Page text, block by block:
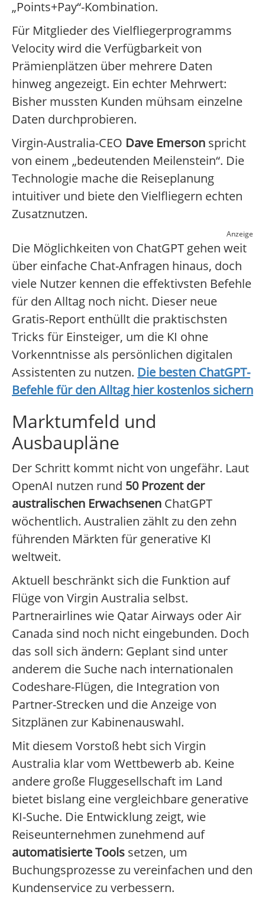
„Points+Pay“-Kombination.
Für Mitglieder des Vielfliegerprogramms
Velocity wird die Verfügbarkeit von
Prämienplätzen über mehrere Daten
hinweg angezeigt. Ein echter Mehrwert:
Bisher mussten Kunden mühsam einzelne
Daten durchprobieren.
Virgin-Australia-CEO Dave Emerson spricht
von einem „bedeutenden Meilenstein“. Die
Technologie mache die Reiseplanung
intuitiver und biete den Vielfliegern echten
Zusatznutzen.
Anzeige
Die Möglichkeiten von ChatGPT gehen weit
über einfache Chat-Anfragen hinaus, doch
viele Nutzer kennen die effektivsten Befehle
für den Alltag noch nicht. Dieser neue
Gratis-Report enthüllt die praktischsten
Tricks für Einsteiger, um die KI ohne
Vorkenntnisse als persönlichen digitalen
Assistenten zu nutzen. Die besten ChatGPT-
Befehle für den Alltag hier kostenlos sichern
Marktumfeld und
Ausbaupläne
Der Schritt kommt nicht von ungefähr. Laut
OpenAI nutzen rund 50 Prozent der
australischen Erwachsenen ChatGPT
wöchentlich. Australien zählt zu den zehn
führenden Märkten für generative KI
weltweit.
Aktuell beschränkt sich die Funktion auf
Flüge von Virgin Australia selbst.
Partnerairlines wie Qatar Airways oder Air
Canada sind noch nicht eingebunden. Doch
das soll sich ändern: Geplant sind unter
anderem die Suche nach internationalen
Codeshare-Flügen, die Integration von
Partner-Strecken und die Anzeige von
Sitzplänen zur Kabinenauswahl.
Mit diesem Vorstoß hebt sich Virgin
Australia klar vom Wettbewerb ab. Keine
andere große Fluggesellschaft im Land
bietet bislang eine vergleichbare generative
KI-Suche. Die Entwicklung zeigt, wie
Reiseunternehmen zunehmend auf
automatisierte Tools setzen, um
Buchungsprozesse zu vereinfachen und den
Kundenservice zu verbessern.